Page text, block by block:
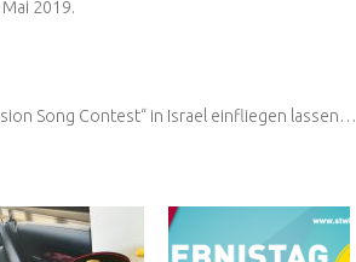
2019.
Song Contest“ in Israel einfliegen lassen…